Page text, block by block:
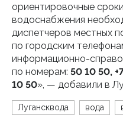
ориентировочные
водоснабжения
диспетчеров местных
по городским
информационно-
по номерам: 50 10 50,
10 50», — добавили в
Лугансквода вода